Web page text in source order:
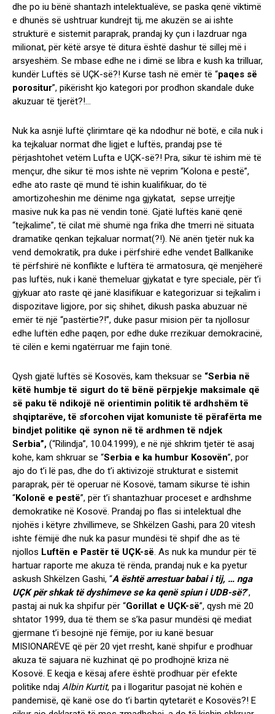
dhe po iu bënë shantazh intelektualëve, se paska qenë viktimë
e dhunës së ushtruar kundrejt tij, me akuzën se ai ishte
strukturë e sistemit paraprak, prandaj ky çun i lazdruar nga
milionat, për këtë arsye të ditura është dashur të sillej më i
arsyeshëm. Se mbase edhe ne i dimë se libra e kush ka trilluar,
kundër Luftës së UÇK-së?! Kurse tash në emër të “paqes së
porositur”, pikërisht kjo kategori por prodhon skandale duke
akuzuar të tjerët?!…
Nuk ka asnjë luftë çlirimtare që ka ndodhur në botë, e cila nuk i
ka tejkaluar normat dhe ligjet e luftës, prandaj pse të
përjashtohet vetëm Lufta e UÇK-së?! Pra, sikur të ishim më të
mençur, dhe sikur të mos ishte në veprim “Kolona e pestë”,
edhe ato raste që mund të ishin kualifikuar, do të
amortizoheshin me dënime nga gjykatat, sepse urrejtje
masive nuk ka pas në vendin tonë. Gjatë luftës kanë qenë
“tejkalime”, të cilat më shumë nga frika dhe tmerri në situata
dramatike qenkan tejkaluar normat(?!). Në anën tjetër nuk ka
vend demokratik, pra duke i përfshirë edhe vendet Ballkanike
të përfshirë në konflikte e luftëra të armatosura, që menjëherë
pas luftës, nuk i kanë themeluar gjykatat e tyre speciale, për t’i
gjykuar ato raste që janë klasifikuar e kategorizuar si tejkalim i
dispozitave ligjore, por siç shihet, dikush paska abuzuar në
emër të një “pastërtie?!”, duke pasur mision për ta njollosur
edhe luftën edhe paqen, por edhe duke rrezikuar demokracinë,
të cilën e kemi ngatërruar me fajin tonë.
Qysh gjatë luftës së Kosovës, kam theksuar se “Serbia në
këtë humbje të sigurt do të bënë përpjekje maksimale që
së paku të ndikojë në orientimin politik të ardhshëm të
shqiptarëve, të sforcohen vijat komuniste të përafërta me
bindjet politike që synon në të ardhmen të ndjek
Serbia”, (“Rilindja”, 10.04.1999), e në një shkrim tjetër të asaj
kohe, kam shkruar se “Serbia e ka humbur Kosovën”, por
ajo do t’i lë pas, dhe do t’i aktivizojë strukturat e sistemit
paraprak, për të operuar në Kosovë, tamam sikurse të ishin
“Kolonë e pestë”, për t’i shantazhuar proceset e ardhshme
demokratike në Kosovë. Prandaj po flas si intelektual dhe
njohës i këtyre zhvillimeve, se Shkëlzen Gashi, para 20 vitesh
ishte fëmijë dhe nuk ka pasur mundësi të shpif dhe as të
njollos Luftën e Pastër të UÇK-së. As nuk ka mundur për të
hartuar raporte me akuza të rënda, prandaj nuk e ka pyetur
askush Shkëlzen Gashi, “A është arrestuar babai i tij, … nga
UÇK për shkak të dyshimeve se ka qenë spiun i UDB-së?”,
pastaj ai nuk ka shpifur për “Gorillat e UÇK-së”, qysh më 20
shtator 1999, dua të them se s’ka pasur mundësi që mediat
gjermane t’i besojnë një fëmije, por iu kanë besuar
MISIONARËVE që për 20 vjet rresht, kanë shpifur e prodhuar
akuza të sajuara në kuzhinat që po prodhojnë kriza në
Kosovë. E keqja e kësaj afere është prodhuar për efekte
politike ndaj Albin Kurtit, pa i llogaritur pasojat në kohën e
pandemisë, që kanë ose do t’i bartin qytetarët e Kosovës?! E